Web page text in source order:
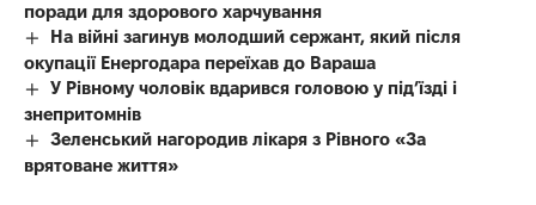
поради для здорового харчування
На війні загинув молодший сержант, який після
окупації Енергодара переїхав до Вараша
У Рівному чоловік вдарився головою у під’їзді і
знепритомнів
Зеленський нагородив лікаря з Рівного «За
врятоване життя»